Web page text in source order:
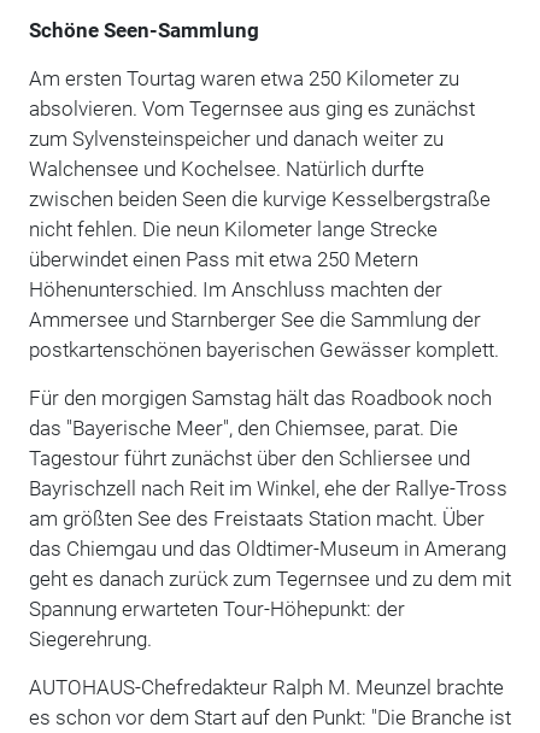
Schöne Seen-Sammlung
Am ersten Tourtag waren etwa 250 Kilometer zu
absolvieren. Vom Tegernsee aus ging es zunächst
zum Sylvensteinspeicher und danach weiter zu
Walchensee und Kochelsee. Natürlich durfte
zwischen beiden Seen die kurvige Kesselbergstraße
nicht fehlen. Die neun Kilometer lange Strecke
überwindet einen Pass mit etwa 250 Metern
Höhenunterschied. Im Anschluss machten der
Ammersee und Starnberger See die Sammlung der
postkartenschönen bayerischen Gewässer komplett.
Für den morgigen Samstag hält das Roadbook noch
das "Bayerische Meer", den Chiemsee, parat. Die
Tagestour führt zunächst über den Schliersee und
Bayrischzell nach Reit im Winkel, ehe der Rallye-Tross
am größten See des Freistaats Station macht. Über
das Chiemgau und das Oldtimer-Museum in Amerang
geht es danach zurück zum Tegernsee und zu dem mit
Spannung erwarteten Tour-Höhepunkt: der
Siegerehrung.
AUTOHAUS-Chefredakteur Ralph M. Meunzel brachte
es schon vor dem Start auf den Punkt: "Die Branche ist